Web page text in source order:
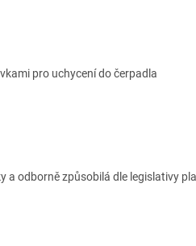
pro uchycení do čerpadla
a odborně způsobilá dle legislativy